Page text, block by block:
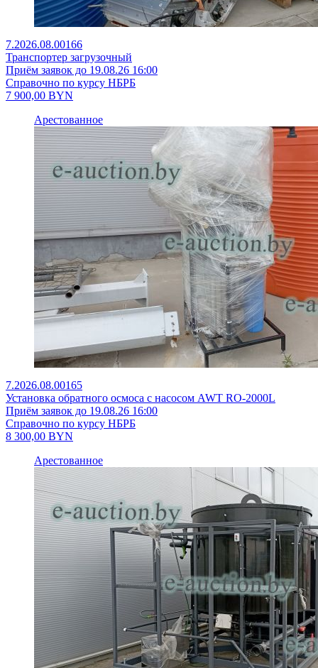
7.2026.08.00166
Транспортер загрузочный
Приём заявок до 19.08.26 16:00
Справочно по курсу НБРБ
7 900,00 BYN
Арестованное
7.2026.08.00165
Установка обратного осмоса с насосом AWT RO-2000L
Приём заявок до 19.08.26 16:00
Справочно по курсу НБРБ
8 300,00 BYN
Арестованное